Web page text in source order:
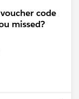
code
missed?